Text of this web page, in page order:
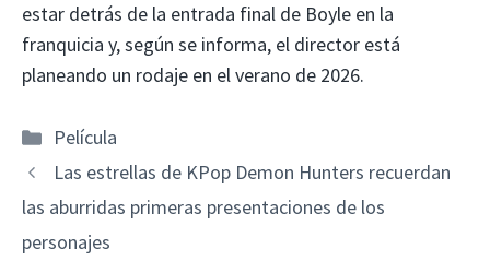
estar detrás de la entrada final de Boyle en la
franquicia y, según se informa, el director está
planeando un rodaje en el verano de 2026.
Categorías
Película
Las estrellas de KPop Demon Hunters recuerdan
las aburridas primeras presentaciones de los
personajes